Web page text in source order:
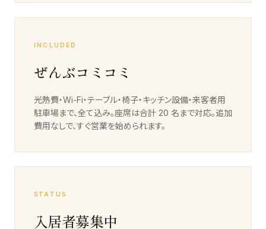
INCLUDED
ぜんぶコミコミ
光熱費・Wi-Fi・テーブル・椅子・キッチン設備・来客者用
駐車場まで、全て込み。座席は合計 20 名まで対応。追加
費用なしで、すぐ営業を始められます。
STATUS
入居者募集中